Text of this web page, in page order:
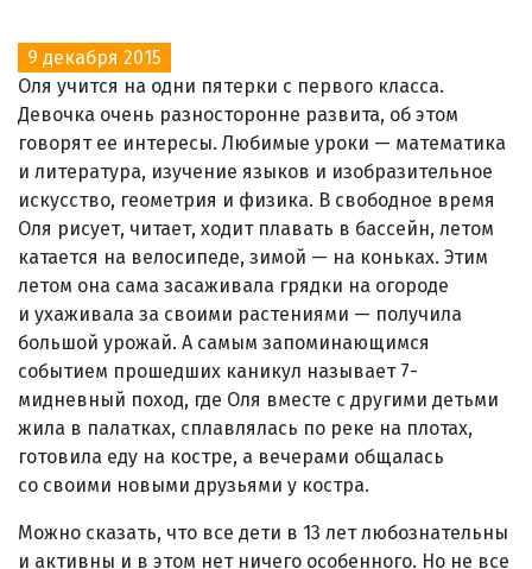
9 декабря 2015
Оля учится на одни пятерки с первого класса.
Девочка очень разносторонне развита, об этом
говорят ее интересы. Любимые уроки — математика
и литература, изучение языков и изобразительное
искусство, геометрия и физика. В свободное время
Оля рисует, читает, ходит плавать в бассейн, летом
катается на велосипеде, зимой — на коньках. Этим
летом она сама засаживала грядки на огороде
и ухаживала за своими растениями — получила
большой урожай. А самым запоминающимся
событием прошедших каникул называет 7-
мидневный поход, где Оля вместе с другими детьми
жила в палатках, сплавлялась по реке на плотах,
готовила еду на костре, а вечерами общалась
со своими новыми друзьями у костра.
Можно сказать, что все дети в 13 лет любознательны
и активны и в этом нет ничего особенного. Но не все